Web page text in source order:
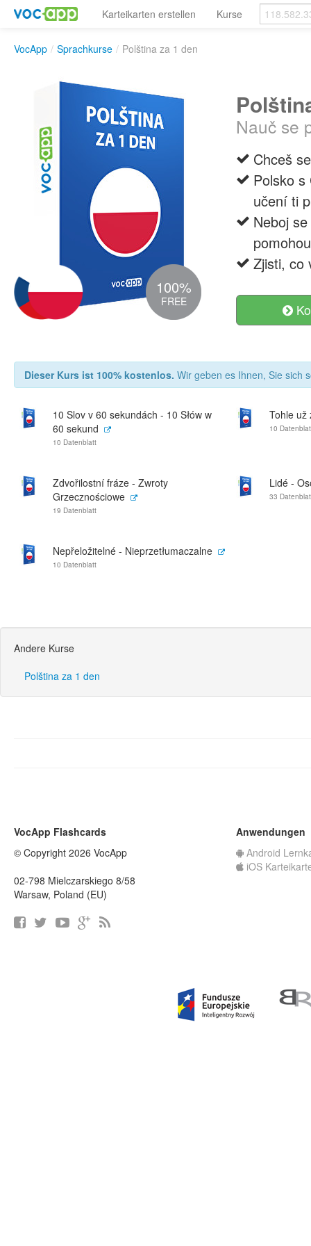
Karteikarten erstellen Kurse
VocApp / Sprachkurse / Polština za 1 den
100%
FREE
Nauč se
Chceš
Polsko
učení ti
Neboj
Zjisti, co
Dieser Kurs ist 100% kostenlos. Wir geben es Ihnen, Sie sich
10 Slov v 60 sekundách - 10 Słów w
60 sekund
10 Datenblatt
Tohle už
10
Zdvořilostní fráze - Zwroty
Grzecznościowe
19 Datenblatt
Lidé -
33
Nepřeložitelné - Nieprzetłumaczalne
10 Datenblatt
Andere Kurse
Polština za 1 den
VocApp Flashcards
© Copyright 2026 VocApp
02-798 Mielczarskiego 8/58
Warsaw, Poland (EU)
Anwendungen
Android
iOS